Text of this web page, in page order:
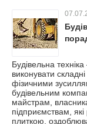
Будівельна
виконувати
фізичними
будівельним
майстрам,
підприємствам,
плиткою,